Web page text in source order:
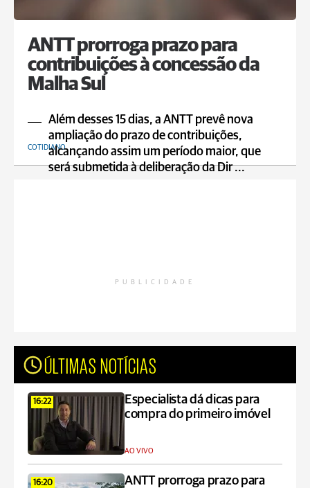
ANTT prorroga prazo para
contribuições à concessão da
Malha Sul
Além desses 15 dias, a ANTT prevê nova
ampliação do prazo de contribuições,
alcançando assim um período maior, que
será submetida à deliberação da Dir ...
COTIDIANO
PUBLICIDADE
ÚLTIMAS NOTÍCIAS
16:22
Especialista dá dicas para
compra do primeiro imóvel
AO VIVO
16:20
ANTT prorroga prazo para